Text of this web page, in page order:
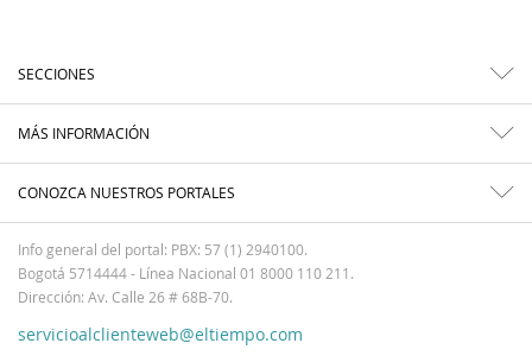
SECCIONES
MÁS INFORMACIÓN
CONOZCA NUESTROS PORTALES
Info general del portal: PBX: 57 (1) 2940100.
Bogotá 5714444 - Línea Nacional 01 8000 110 211.
Dirección: Av. Calle 26 # 68B-70.
servicioalclienteweb@eltiempo.com